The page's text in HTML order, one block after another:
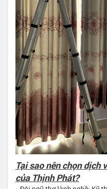
Tại sao nên chọn dịch
của Thịnh Phát?